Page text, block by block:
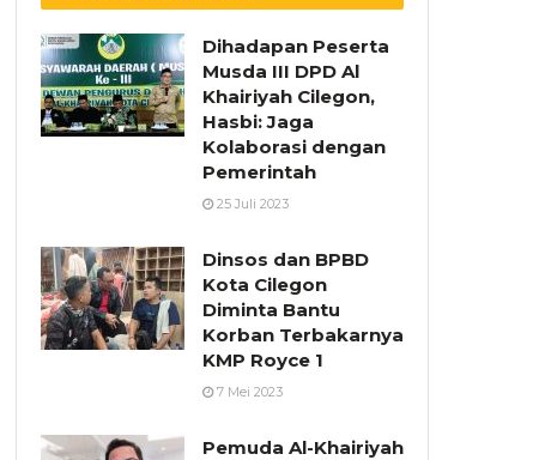
Dihadapan Peserta
Musda III DPD Al
Khairiyah Cilegon,
Hasbi: Jaga
Kolaborasi dengan
Pemerintah
25 Juli 2023
Dinsos dan BPBD
Kota Cilegon
Diminta Bantu
Korban Terbakarnya
KMP Royce 1
7 Mei 2023
Pemuda Al-Khairiyah